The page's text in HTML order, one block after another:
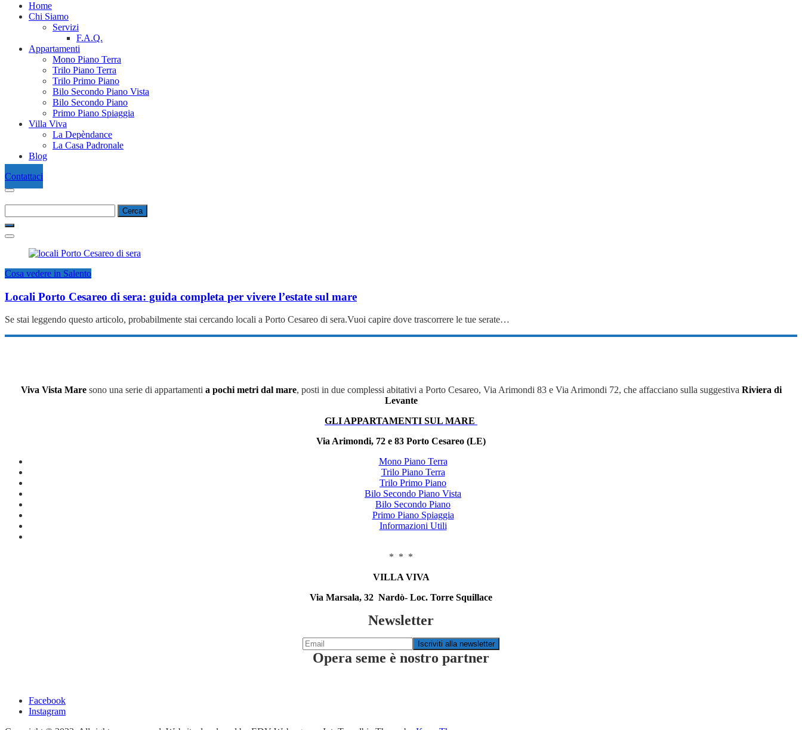
Home
Chi Siamo
Servizi
F.A.Q.
Appartamenti
Mono Piano Terra
Trilo Piano Terra
Trilo Primo Piano
Bilo Secondo Piano Vista
Bilo Secondo Piano
Primo Piano Spiaggia
Villa Viva
La Depèndance
La Casa Padronale
Blog
Contattaci
per:
Cosa vedere in Salento
Locali Porto Cesareo di sera: guida completa per vivere l’estate sul mare
Se stai leggendo questo articolo, probabilmente stai cercando locali a Porto Cesareo di sera.Vuoi capire dove trascorrere le tue serate…
Viva Vista Maresono una serie di appartamenti a pochi metri dal mare, posti in due complessi abitativi a Porto Cesareo, Via Arimondi 83 e Via Arimondi 72, che affacciano sulla suggestiva Riviera di
Levante
GLI APPARTAMENTI SUL MARE
Via Arimondi, 72 e 83 Porto Cesareo (LE)
Mono Piano Terra
Trilo Piano Terra
Trilo Primo Piano
Bilo Secondo Piano Vista
Bilo Secondo Piano
Primo Piano Spiaggia
Informazioni Utili
* * *
VILLA VIVA
Via Marsala, 32 Nardò- Loc. Torre Squillace
Newsletter
Opera seme è nostro partner
Facebook
Instagram